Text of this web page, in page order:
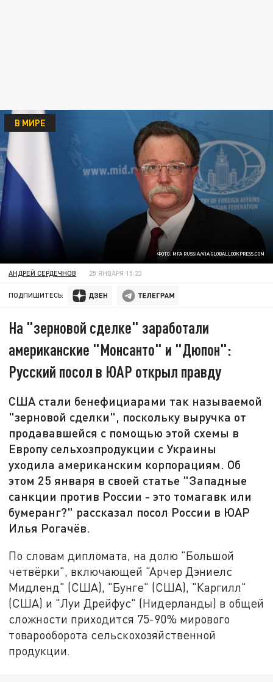
ФОТО: MFA RUSSIA/VIA GLOBALLOOKPRESS.COM
В МИРЕ
АНДРЕЙ СЕРДЕЧНОВ 25 ЯНВАРЯ 15:23
ПОДПИШИТЕСЬ:
На "зерновой сделке" заработали
американские "Монсанто" и "Дюпон":
Русский посол в ЮАР открыл правду
США стали бенефициарами так называемой
"зерновой сделки", поскольку выручка от
продававшейся с помощью этой схемы в
Европу сельхозпродукции с Украины
уходила американским корпорациям. Об
этом 25 января в своей статье "Западные
санкции против России - это томагавк или
бумеранг?" рассказал посол России в ЮАР
Илья Рогачёв.
По словам дипломата, на долю "Большой
четвёрки", включающей "Арчер Дэниелс
Мидленд" (США), "Бунге" (США), "Каргилл"
(США) и "Луи Дрейфус" (Нидерланды) в общей
сложности приходится 75-90% мирового
товарооборота сельскохозяйственной
продукции.